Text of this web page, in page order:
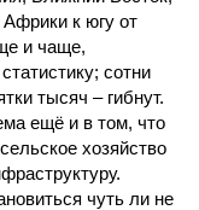
к югу от
и чаще,
сотни
тысяч – гибнут.
ещё и в том, что
хозяйство
чуть ли не